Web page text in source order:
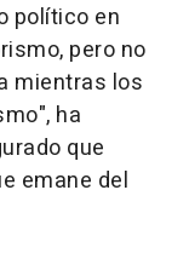
político en
pero no
mientras los
ha
que
emane del